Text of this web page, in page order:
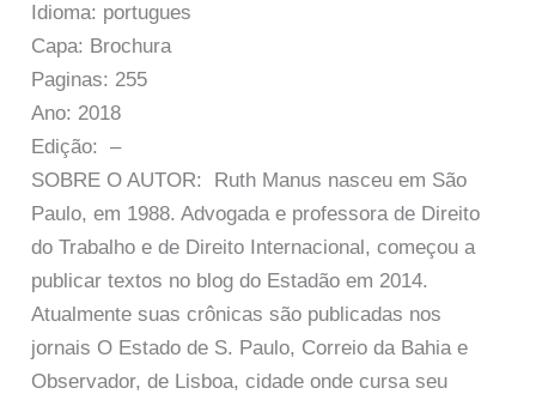
Idioma: portugues
Capa: Brochura
Paginas: 255
Ano: 2018
Edição: –
SOBRE O AUTOR: Ruth Manus nasceu em São
Paulo, em 1988. Advogada e professora de Direito
do Trabalho e de Direito Internacional, começou a
publicar textos no blog do Estadão em 2014.
Atualmente suas crônicas são publicadas nos
jornais O Estado de S. Paulo, Correio da Bahia e
Observador, de Lisboa, cidade onde cursa seu